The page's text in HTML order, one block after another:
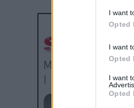
I want
Opted
I want
Opted
I want
Opted